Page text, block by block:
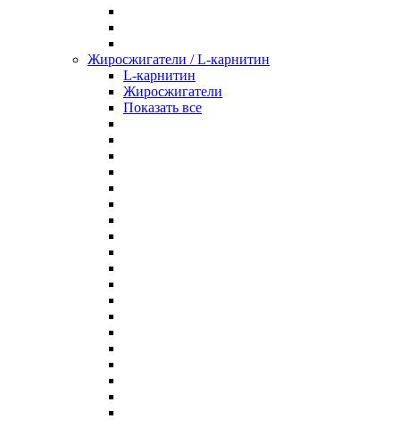
Жиросжигатели / L-карнитин
L-карнитин
Жиросжигатели
Показать все